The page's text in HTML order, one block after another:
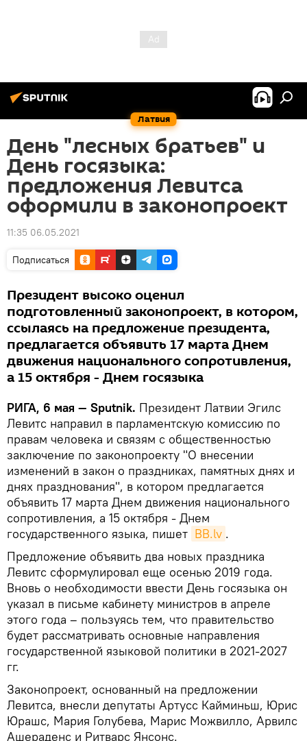
Латвия
День "лесных братьев" и
День госязыка:
предложения Левитса
оформили в законопроект
11:35 06.05.2021
Подписаться
Президент высоко оценил
подготовленный законопроект, в котором,
ссылаясь на предложение президента,
предлагается объявить 17 марта Днем
движения национального сопротивления,
а 15 октября - Днем госязыка
РИГА, 6 мая — Sputnik. Президент Латвии Эгилс
Левитс направил в парламентскую комиссию по
правам человека и связям с общественностью
заключение по законопроекту "О внесении
изменений в закон о праздниках, памятных днях и
днях празднования", в котором предлагается
объявить 17 марта Днем движения национального
сопротивления, а 15 октября - Днем
государственного языка, пишет BВ.lv .
Предложение объявить два новых праздника
Левитс сформулировал еще осенью 2019 года.
Вновь о необходимости ввести День госязыка он
указал в письме кабинету министров в апреле
этого года – пользуясь тем, что правительство
будет рассматривать основные направления
государственной языковой политики в 2021-2027
гг.
Законопроект, основанный на предложении
Левитса, внесли депутаты Артусс Кайминьш, Юрис
Юрашс, Мария Голубева, Марис Можвилло, Арвилс
Ашераденс и Ритварс Янсонс.